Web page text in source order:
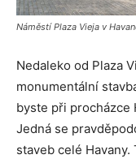
Náměstí Plaza Vieja v
Nedaleko od Plaza
monumentální
byste při procházce
Jedná se
staveb celé